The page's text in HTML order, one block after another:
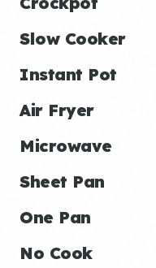
Slow Cooker
Instant Pot
Air Fryer
Microwave
Sheet Pan
One Pan
No Cook